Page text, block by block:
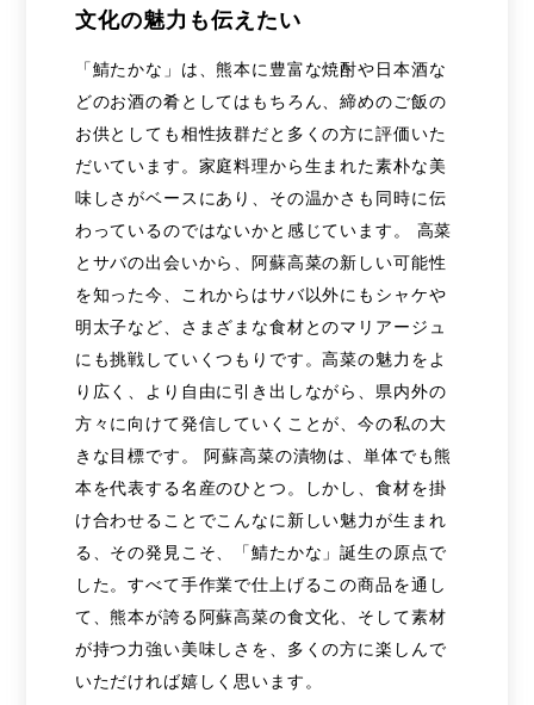
文化の魅力も伝えたい
「鯖たかな」は、熊本に豊富な焼酎や日本酒な
どのお酒の肴としてはもちろん、締めのご飯の
お供としても相性抜群だと多くの方に評価いた
だいています。家庭料理から生まれた素朴な美
味しさがベースにあり、その温かさも同時に伝
わっているのではないかと感じています。 高菜
とサバの出会いから、阿蘇高菜の新しい可能性
を知った今、これからはサバ以外にもシャケや
明太子など、さまざまな食材とのマリアージュ
にも挑戦していくつもりです。高菜の魅力をよ
り広く、より自由に引き出しながら、県内外の
方々に向けて発信していくことが、今の私の大
きな目標です。 阿蘇高菜の漬物は、単体でも熊
本を代表する名産のひとつ。しかし、食材を掛
け合わせることでこんなに新しい魅力が生まれ
る、その発見こそ、「鯖たかな」誕生の原点で
した。すべて手作業で仕上げるこの商品を通し
て、熊本が誇る阿蘇高菜の食文化、そして素材
が持つ力強い美味しさを、多くの方に楽しんで
いただければ嬉しく思います。